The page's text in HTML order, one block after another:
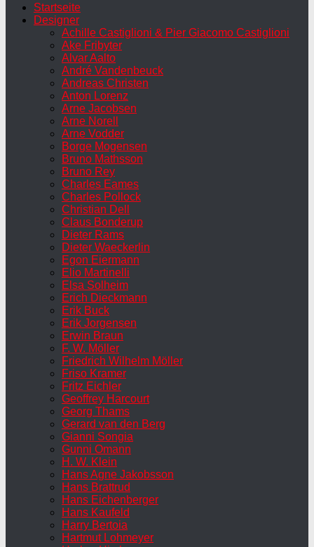
Startseite
Designer
Achille Castiglioni & Pier Giacomo Castiglioni
Ake Fribyter
Alvar Aalto
André Vandenbeuck
Andreas Christen
Anton Lorenz
Arne Jacobsen
Arne Norell
Arne Vodder
Borge Mogensen
Bruno Mathsson
Bruno Rey
Charles Eames
Charles Pollock
Christian Dell
Claus Bonderup
Dieter Rams
Dieter Waeckerlin
Egon Eiermann
Elio Martinelli
Elsa Solheim
Erich Dieckmann
Erik Buck
Erik Jorgensen
Erwin Braun
F. W. Möller
Friedrich Wilhelm Möller
Friso Kramer
Fritz Eichler
Geoffrey Harcourt
Georg Thams
Gerard van den Berg
Gianni Songia
Gunni Omann
H. W. Klein
Hans Agne Jakobsson
Hans Brattrud
Hans Eichenberger
Hans Kaufeld
Harry Bertoia
Hartmut Lohmeyer